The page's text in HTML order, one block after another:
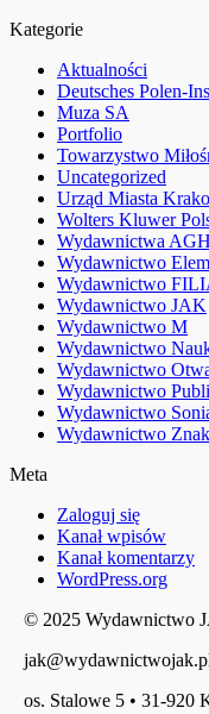
Kategorie
Aktualności
Deutsches Polen-
Muza SA
Portfolio
Towarzystwo
Uncategorized
Urząd Miasta
Wolters Kluwer
Wydawnictwa AGH
Wydawnictwo
Wydawnictwo
Wydawnictwo JAK
Wydawnictwo M
Wydawnictwo
Wydawnictwo
Wydawnictwo
Wydawnictwo
Wydawnictwo Znak
Meta
Zaloguj się
Kanał wpisów
Kanał komentarzy
WordPress.org
© 2025 Wydawnictwo
os. Stalowe 5 • 31-920